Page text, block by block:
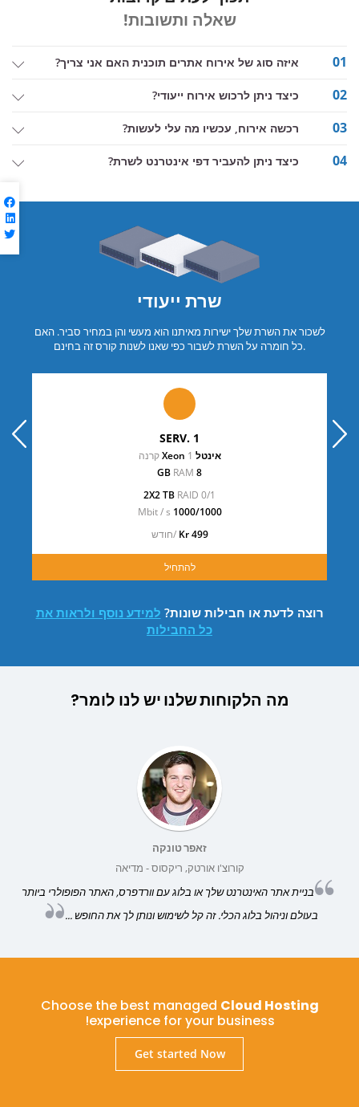
שאלה ותשובות!
01 איזה סוג של אירוח אתרים תוכנית האם אני צריך?
02 כיצד ניתן לרכוש אירוח ייעודי?
03 רכשה אירוח, עכשיו מה עלי לעשות?
04 כיצד ניתן להעביר דפי אינטרנט לשרת?
שרת ייעודי
לשכור את השרת שלך ישירות מאיתנו הוא מעשי והן במחיר סביר. האם
כל חומרה על השרת לשבור כפי שאנו לשנות קורס זה בחינם.
SERV. 1
אינטל Xeon 1 קרנה
8 GB
RAM
2X2 TB RAID 0/1
1000/1000
Mbit / s
499 Kr
/חודש
להתחיל
רוצה לדעת או חבילות שונות? למידע נוסף ולראות את
כל החבילות
prev next
מה הלקוחות שלנויש לנו לומר?
זאפר טונקה
קורוצ'ו אורטק, ריקסוס - מדיאה
בניית אתר האינטרנט שלך או בלוג עם וורדפרס, האתר הפופולרי ביותר
בעולם וניהול בלוג הכלי. זה קל לשימוש ונותן לך את החופש ...
Choose the best managed Cloud Hosting
experience for your business!
Get started Now